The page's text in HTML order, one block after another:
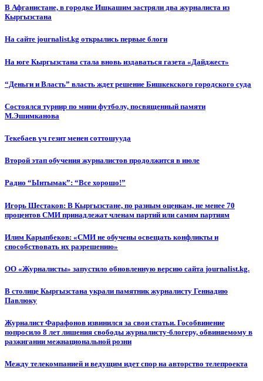
В Афганистане, в городке Ишкашим застряли два журналиста из
Кыргызстана
На сайте journalist.kg открылись первые блоги
На юге Кыргызстана стала вновь издаваться газета «Дайджест»
“Деньги и Власть” власть ждет решение Бишкекского городского суда
Состоялся турнир по мини футболу, посвященный памяти
М.Эшимканова
Текебаев үч гезит менен соттошууда
Второй этап обучения журналистов продолжится в июле
Радио “Ынтымак”: “Все хорошо!”
Игорь Шестаков: В Кыргызстане, по разным оценкам, не менее 70
процентов СМИ принадлежат членам партий или самим партиям
Илим Карыпбеков: «СМИ не обучены освещать конфликты и
способствовать их разрешению»
ОО «Журналисты» запустило обновленную версию сайта journalist.kg.
В столице Кыргызстана украли памятник журналисту Геннадию
Павлюку
Журналист Фарафонов извинился за свои статьи. Гособвинение
попросило 8 лет лишения свободы журналисту-блогеру, обвиняемому в
разжигании межнациональной розни
Между телекомпанией и ведущим идет спор на авторство телепроекта